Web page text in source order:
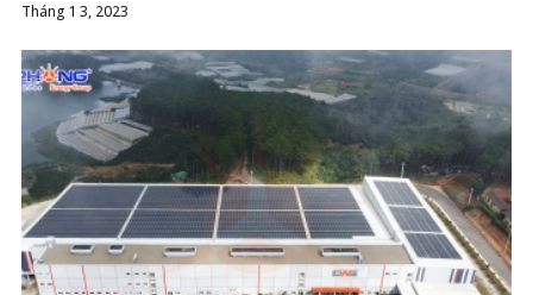
Tháng 1 3, 2023